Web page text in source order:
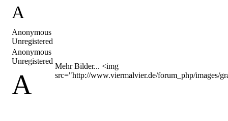
A
Anonymous
Unregistered
Anonymous
Unregistered
A
Mehr Bilder... <img
src="http://www.viermalvier.de/forum_php/images/